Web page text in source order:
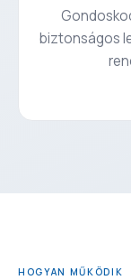
biztonságos
HOGYAN MŰKÖDIK